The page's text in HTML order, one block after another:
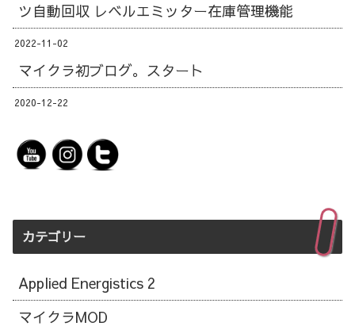
ツ自動回収 レベルエミッター在庫管理機能
2022-11-02
マイクラ初ブログ。スタート
2020-12-22
カテゴリー
Applied Energistics 2
マイクラMOD